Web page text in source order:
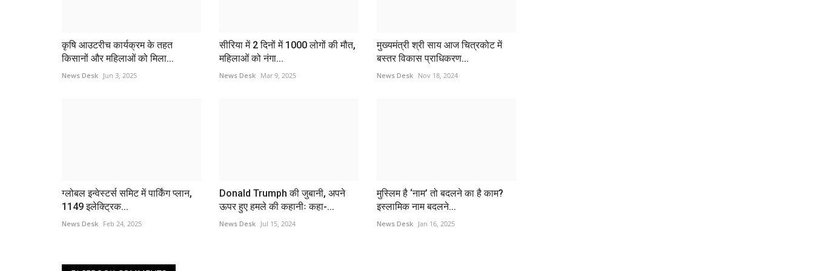
कृषि आउटरीच कार्यक्रम के तहत
किसानों और महिलाओं को मिला...
News Desk Jun 3, 2025
सीरिया में 2 दिनों में 1000 लोगों की मौत,
महिलाओं को नंगा...
News Desk Mar 9, 2025
मुख्यमंत्री श्री साय आज चित्रकोट में
बस्तर विकास प्राधिकरण...
News Desk Nov 18, 2024
ग्लोबल इन्वेस्टर्स समिट में पार्किंग प्लान,
1149 इलेक्ट्रिक...
News Desk Feb 24, 2025
Donald Trumph की जुबानी, अपने
ऊपर हुए हमले की कहानीः कहा-...
News Desk Jul 15, 2024
मुस्लिम है ‘नाम’ तो बदलने का है काम?
इस्लामिक नाम बदलने...
News Desk Jan 16, 2025